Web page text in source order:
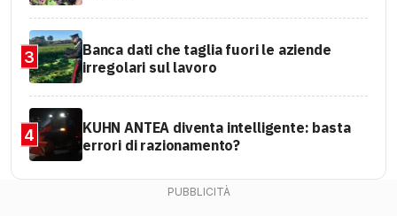
3
Banca dati che taglia fuori le aziende
irregolari sul lavoro
4
KUHN ANTEA diventa intelligente: basta
errori di razionamento?